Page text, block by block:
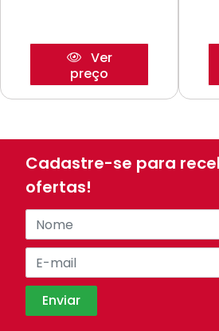
Ver
preço
Cadastre-se para
ofertas!